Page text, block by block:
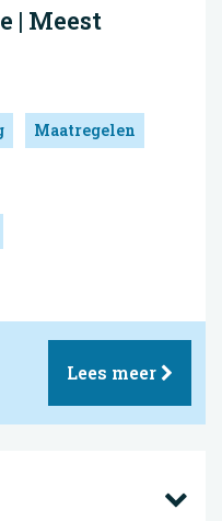
| Meest
Maatregelen
Lees meer